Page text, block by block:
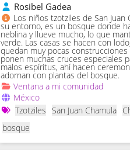
Rosibel Gadea
Los niños tzotziles de San
su entorno, es un bosque donde
neblina y llueve mucho, lo que
verde. Las casas se hacen con
quedan muy pocas construcciones
ponen muchas cruces especiales
malos espíritus, ahí hacen
adornan con plantas del bosque.
Ventana a mi comunidad
México
Tzotziles San Juan Chamula
bosque